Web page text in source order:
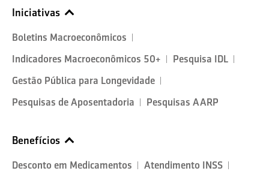
Iniciativas
Boletins Macroeconômicos
Indicadores Macroeconômicos 50+
Pesquisa IDL
Gestão Pública para Longevidade
Pesquisas de Aposentadoria
Pesquisas AARP
Benefícios
Desconto em Medicamentos
Atendimento INSS